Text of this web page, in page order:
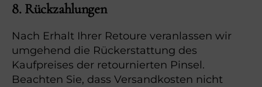
8. Rückzahlungen
Nach Erhalt Ihrer Retoure veranlassen wir
umgehend die Rückerstattung des
Kaufpreises der retournierten Pinsel.
Beachten Sie, dass Versandkosten nicht